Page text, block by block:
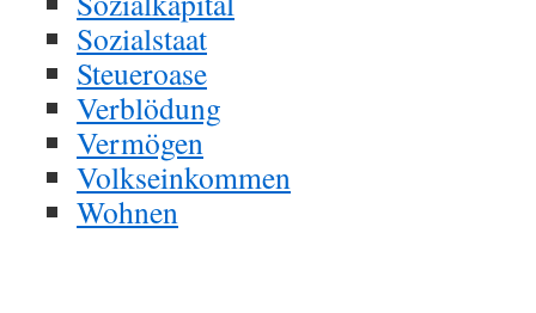
Sozialstaat
Steueroase
Verblödung
Vermögen
Volkseinkommen
Wohnen